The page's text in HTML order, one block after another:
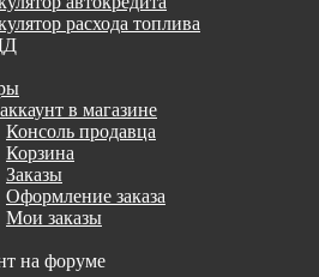
расхода топлива
в магазине
Консоль продавца
Корзина
Заказы
Оформление заказа
Мои заказы
на форуме